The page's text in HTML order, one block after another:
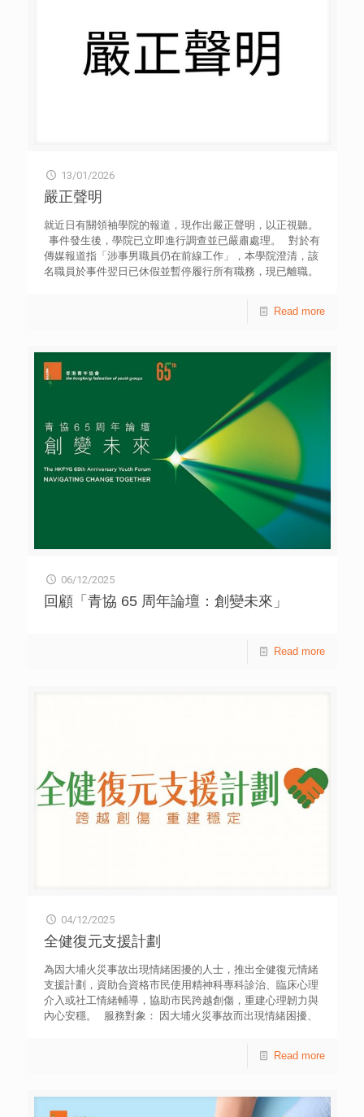
13/01/2026
嚴正聲明
就近日有關領袖學院的報道，現作出嚴正聲明，以正視聽。
事件發生後，學院已立即進行調查並已嚴肅處理。 對於有
傳媒報道指「涉事男職員仍在前線工作」，本學院澄清，該
名職員於事件翌日已休假並暫停履行所有職務，現已離職。
院亦關注外界因報道而產生之疑慮，我們會持續加強員工培
Read more
06/12/2025
回顧「青協 65 周年論壇：創變未來」
Read more
04/12/2025
全健復元支援計劃
為因大埔火災事故出現情緒困擾的人士，推出全健復元情緒
支援計劃，資助合資格市民使用精神科專科診治、臨床心理
介入或社工情緒輔導，協助市民跨越創傷，重建心理韌力與
內心安穩。 服務對象： 因大埔火災事故而出現情緒困擾、
wp@hkfyg.org.hk) PDF版本 | WORD版本 自行申請 填妥
現情緒困擾者 服務內容： 成功申請者將按個別需要獲安排
Read more